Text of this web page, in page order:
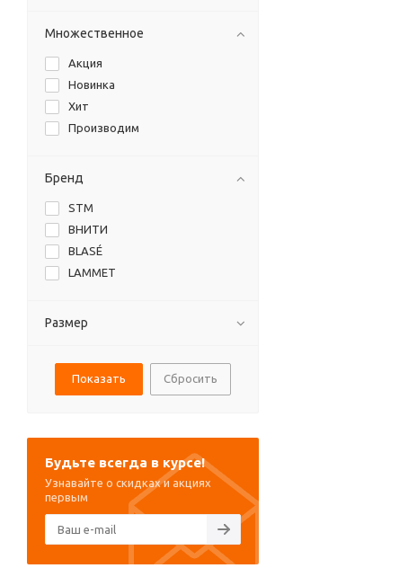
Множественное
Акция
Новинка
Хит
Производим
Бренд
STM
ВНИТИ
BLASÉ
LAMMET
Размер
Сбросить
Будьте всегда в курсе!
Узнавайте о скидках и акциях
первым